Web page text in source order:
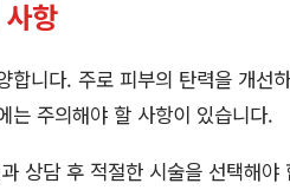
항
합니다. 주로 피부의 탄력을 개선
는 주의해야 할 사항이 있습니다.
상담 후 적절한 시술을 선택해야